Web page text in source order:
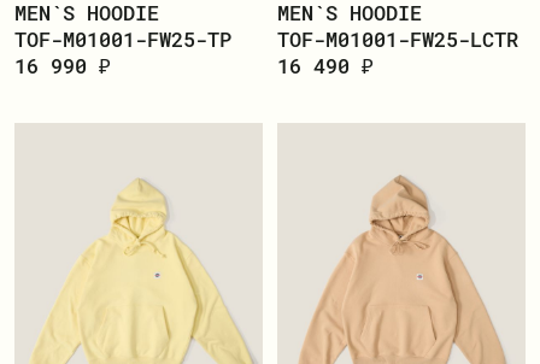
MEN`S HOODIE
TOF-M01001-FW25-TP
16 990 ₽
MEN`S HOODIE
TOF-M01001-FW25-LCTR
16 490 ₽